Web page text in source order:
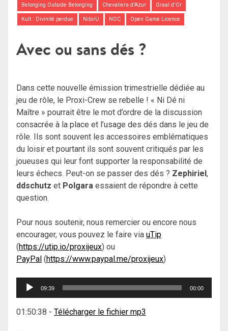
Belonging Outside Belonging Chevaliers d'Azur Graal d'Or
Kult : Divinité perdue NibirU NOC Open Game Licence
Avec ou sans dés ?
Dans cette nouvelle émission trimestrielle dédiée au
jeu de rôle, le Proxi-Crew se rebelle ! « Ni Dé ni
Maître » pourrait être le mot d’ordre de la discussion
consacrée à la place et l’usage des dés dans le jeu de
rôle. Ils sont souvent les accessoires emblématiques
du loisir et pourtant ils sont souvent critiqués par les
joueuses qui leur font supporter la responsabilité de
leurs échecs. Peut-on se passer des dés ? Zephiriel,
ddschutz et Polgara essaient de répondre à cette
question.
Pour nous soutenir, nous remercier ou encore nous
encourager, vous pouvez le faire via uTip
(https://utip.io/proxijeux) ou
PayPal (https://www.paypal.me/proxijeux)
Lecteur
09:39 00:00
01:50:38 - Télécharger le fichier mp3